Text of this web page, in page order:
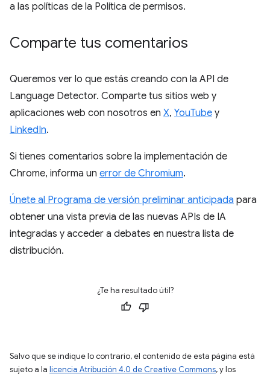
a las políticas de la Política de permisos.
Comparte tus comentarios
Queremos ver lo que estás creando con la API de
Language Detector. Comparte tus sitios web y
aplicaciones web con nosotros en X, YouTube y
LinkedIn.
Si tienes comentarios sobre la implementación de
Chrome, informa un error de Chromium.
Únete al Programa de versión preliminar anticipada para
obtener una vista previa de las nuevas APIs de IA
integradas y acceder a debates en nuestra lista de
distribución.
¿Te ha resultado útil?
Salvo que se indique lo contrario, el contenido de esta página está
sujeto a la licencia Atribución 4.0 de Creative Commons, y los